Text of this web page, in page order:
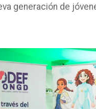
generación de